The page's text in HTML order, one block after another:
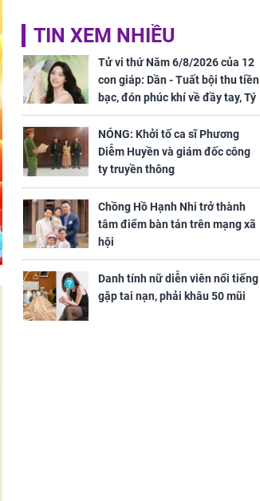
TIN XEM NHIỀU
Tử vi thứ Năm 6/8/2026 của 12
con giáp: Dần - Tuất bội thu tiền
bạc, đón phúc khí về đầy tay, Tý
- Mão công việc khó khăn, tiền
bạc đội nón ra đi
NÓNG: Khởi tố ca sĩ Phương
Diễm Huyền và giám đốc công
ty truyền thông
Chồng Hồ Hạnh Nhi trở thành
tâm điểm bàn tán trên mạng xã
hội
Danh tính nữ diễn viên nổi tiếng
gặp tai nạn, phải khâu 50 mũi